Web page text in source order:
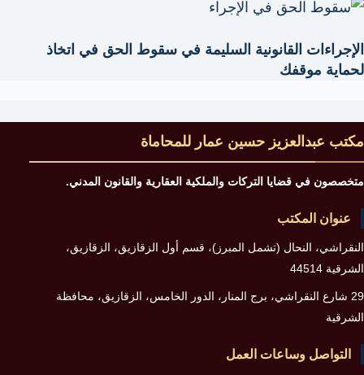
الإجراءات القانونية السليمة في سقوط الحق في اتخاذ
لحماية موقفك
مكتب عبدالعزيز حسين عمار للمحاماة
متخصصون في قضايا التركات والملكية العقارية والقانون المدني.
عنوان المكتب
النقراشي، النحال (تشمل المبرز)، قسم أول الزقازيق، الزقازيق،
الشرقية 44514
29 شارع النقراشي، برج المنار، الدور الخامس، الزقازيق، محافظة
الشرقية
التواصل وساعات العمل